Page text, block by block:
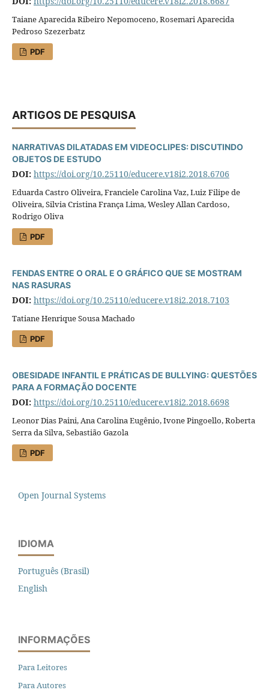
Taiane Aparecida Ribeiro Nepomoceno, Rosemari Aparecida
Pedroso Szezerbatz
PDF
ARTIGOS DE PESQUISA
NARRATIVAS DILATADAS EM VIDEOCLIPES: DISCUTINDO
OBJETOS DE ESTUDO
DOI: https://doi.org/10.25110/educere.v18i2.2018.6706
Eduarda Castro Oliveira, Franciele Carolina Vaz, Luiz Filipe de
Oliveira, Silvia Cristina França Lima, Wesley Allan Cardoso,
Rodrigo Oliva
PDF
FENDAS ENTRE O ORAL E O GRÁFICO QUE SE MOSTRAM
NAS RASURAS
DOI: https://doi.org/10.25110/educere.v18i2.2018.7103
Tatiane Henrique Sousa Machado
PDF
OBESIDADE INFANTIL E PRÁTICAS DE BULLYING: QUESTÕES
PARA A FORMAÇÃO DOCENTE
DOI: https://doi.org/10.25110/educere.v18i2.2018.6698
Leonor Dias Paini, Ana Carolina Eugênio, Ivone Pingoello, Roberta
Serra da Silva, Sebastião Gazola
PDF
Open Journal Systems
IDIOMA
Português (Brasil)
English
INFORMAÇÕES
Para Leitores
Para Autores